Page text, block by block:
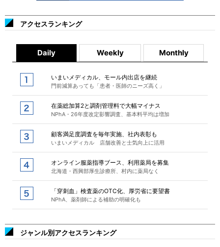
アクセスランキング
Daily Weekly Monthly
いまいメディカル、モール内出店を継続
門前減算あっても「患者・医師のニーズ高く」
在薬総加算2と調剤管理料で大幅マイナス
NPhA・26年度改定影響調査、基本料平均は増加
顧客満足度調査を毎年実施、社内表彰も
いまいメディカル 店舗改善と士気向上に活用
オンライン服薬指導ブース、利用薬局を募集
北海道・西興部厚生診療所、村内に薬局なく
「穿刺血」検査薬のOTC化、厚労省に要望書
NPhA、薬剤師による補助の明確化も
ジャンル別アクセスランキング